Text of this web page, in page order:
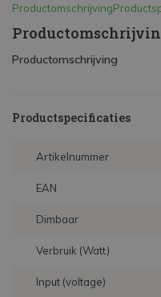
Productomschrijving
Productomschrijving
Productspecificaties
Artikelnummer
EAN
Dimbaar
Verbruik (Watt)
Input (voltage)